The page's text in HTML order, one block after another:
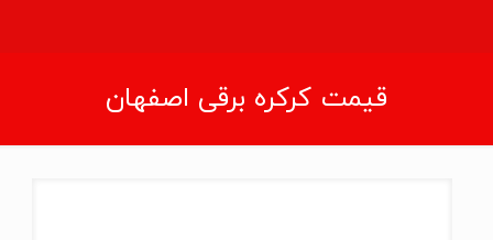
قیمت کرکره برقی اصفهان